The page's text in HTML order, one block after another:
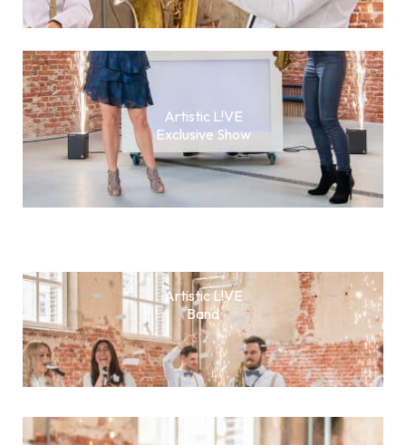
Artistic L!VE
Exclusive Show
Artistic L!VE
Band